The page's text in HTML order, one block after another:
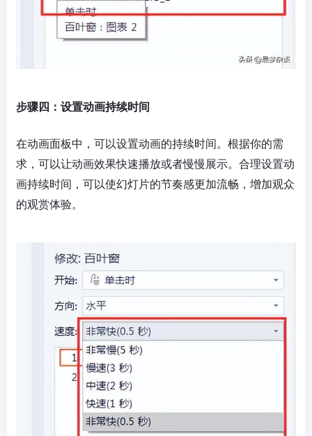
步骤四：设置动画持续时间
在动画面板中，可以设置动画的持续时间。根据你的需
求，可以让动画效果快速播放或者慢慢展示。合理设置动
画持续时间，可以使幻灯片的节奏感更加流畅，增加观众
的观赏体验。